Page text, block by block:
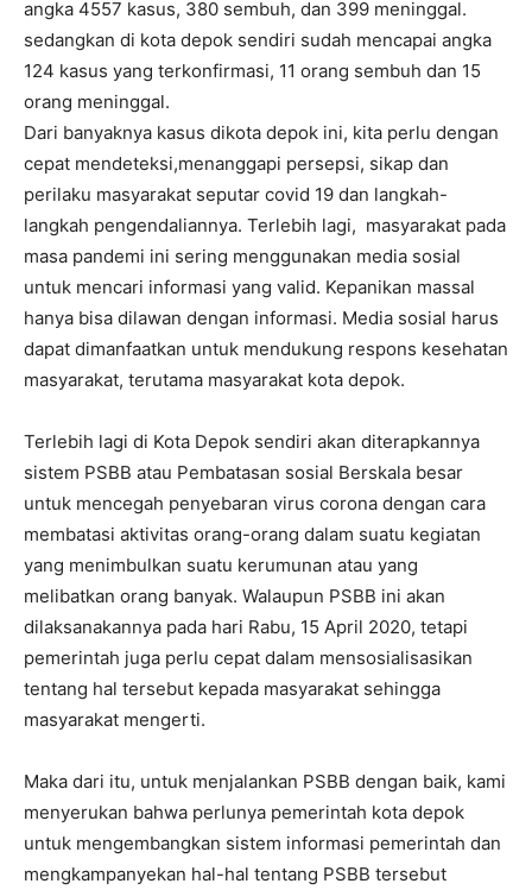
angka 4557 kasus, 380 sembuh, dan 399 meninggal.
sedangkan di kota depok sendiri sudah mencapai angka
124 kasus yang terkonfirmasi, 11 orang sembuh dan 15
orang meninggal.
Dari banyaknya kasus dikota depok ini, kita perlu dengan
cepat mendeteksi,menanggapi persepsi, sikap dan
perilaku masyarakat seputar covid 19 dan langkah-
langkah pengendaliannya. Terlebih lagi, masyarakat pada
masa pandemi ini sering menggunakan media sosial
untuk mencari informasi yang valid. Kepanikan massal
hanya bisa dilawan dengan informasi. Media sosial harus
dapat dimanfaatkan untuk mendukung respons kesehatan
masyarakat, terutama masyarakat kota depok.
Terlebih lagi di Kota Depok sendiri akan diterapkannya
sistem PSBB atau Pembatasan sosial Berskala besar
untuk mencegah penyebaran virus corona dengan cara
membatasi aktivitas orang-orang dalam suatu kegiatan
yang menimbulkan suatu kerumunan atau yang
melibatkan orang banyak. Walaupun PSBB ini akan
dilaksanakannya pada hari Rabu, 15 April 2020, tetapi
pemerintah juga perlu cepat dalam mensosialisasikan
tentang hal tersebut kepada masyarakat sehingga
masyarakat mengerti.
Maka dari itu, untuk menjalankan PSBB dengan baik, kami
menyerukan bahwa perlunya pemerintah kota depok
untuk mengembangkan sistem informasi pemerintah dan
mengkampanyekan hal-hal tentang PSBB tersebut